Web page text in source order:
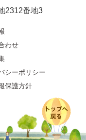
2312番地3
わせ
シーポリシー
保護方針